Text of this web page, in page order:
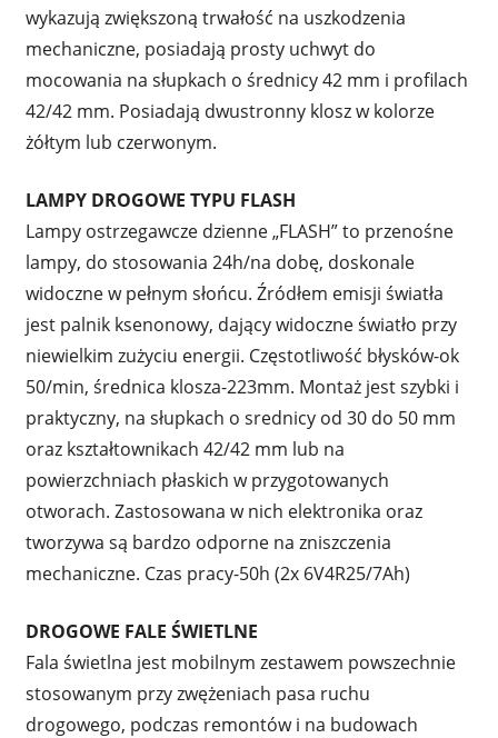
wykazują zwiększoną trwałość na uszkodzenia
mechaniczne, posiadają prosty uchwyt do
mocowania na słupkach o średnicy 42 mm i profilach
42/42 mm. Posiadają dwustronny klosz w kolorze
żółtym lub czerwonym.
LAMPY DROGOWE TYPU FLASH
Lampy ostrzegawcze dzienne „FLASH” to przenośne
lampy, do stosowania 24h/na dobę, doskonale
widoczne w pełnym słońcu. Źródłem emisji światła
jest palnik ksenonowy, dający widoczne światło przy
niewielkim zużyciu energii. Częstotliwość błysków-ok
50/min, średnica klosza-223mm. Montaż jest szybki i
praktyczny, na słupkach o srednicy od 30 do 50 mm
oraz kształtownikach 42/42 mm lub na
powierzchniach płaskich w przygotowanych
otworach. Zastosowana w nich elektronika oraz
tworzywa są bardzo odporne na zniszczenia
mechaniczne. Czas pracy-50h (2x 6V4R25/7Ah)
DROGOWE FALE ŚWIETLNE
Fala świetlna jest mobilnym zestawem powszechnie
stosowanym przy zwężeniach pasa ruchu
drogowego, podczas remontów i na budowach